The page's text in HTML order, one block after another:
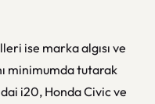
ise marka algısı ve
minimumda tutarak
i20, Honda Civic ve